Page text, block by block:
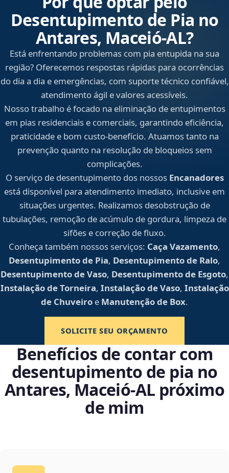
Desentupimento de Pia no
Antares, Maceió‑AL?
Está enfrentando problemas com pia entupida na sua
região? Oferecemos respostas rápidas para ocorrências
do dia a dia e emergências, com suporte técnico confiável,
atendimento ágil e valores acessíveis.
Nosso trabalho é focado na eliminação de entupimentos
em pias residenciais e comerciais, garantindo eficiência,
praticidade e bom custo-benefício. Atuamos tanto na
prevenção quanto na resolução de bloqueios sem
complicações.
O serviço de desentupimento dos nossos Encanadores
está disponível para atendimento imediato, inclusive em
situações urgentes. Realizamos desobstrução de
tubulações, remoção de acúmulo de gordura, limpeza de
sifões e correção de fluxo.
Conheça também nossos serviços: Caça Vazamento,
Desentupimento de Pia, Desentupimento de Ralo,
Desentupimento de Vaso, Desentupimento de Esgoto,
Instalação de Torneira, Instalação de Vaso, Instalação
de Chuveiro e Manutenção de Box.
SOLICITE SEU ORÇAMENTO
Benefícios de contar com
desentupimento de pia no
Antares, Maceió‑AL próximo
de mim